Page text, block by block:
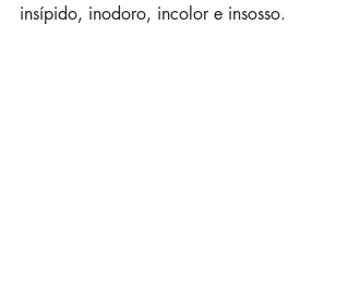
insípido, inodoro, incolor e insosso.